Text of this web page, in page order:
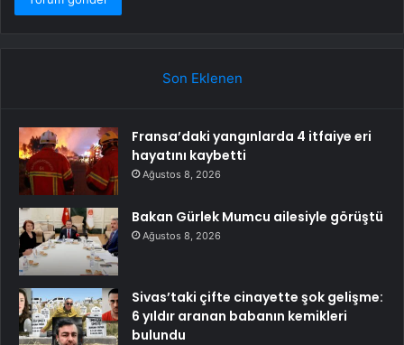
Son Eklenen
Fransa’daki yangınlarda 4 itfaiye eri
hayatını kaybetti
Ağustos 8, 2026
Bakan Gürlek Mumcu ailesiyle görüştü
Ağustos 8, 2026
Sivas’taki çifte cinayette şok gelişme:
6 yıldır aranan babanın kemikleri
bulundu